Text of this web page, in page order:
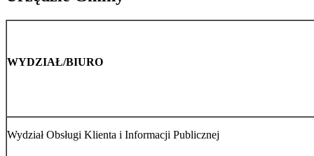
WYDZIAŁ/BIURO
Wydział Obsługi Klienta i Informacji Publicznej